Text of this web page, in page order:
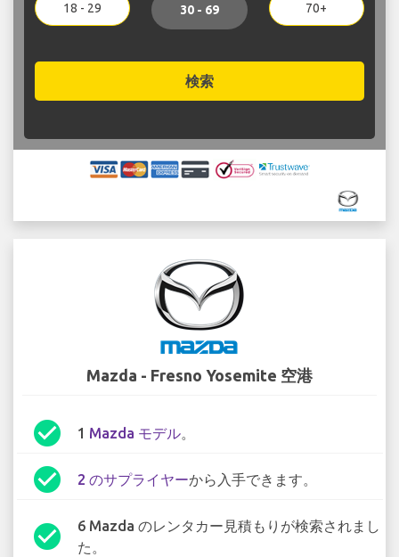
18 - 29 30 - 69 70+
検索
Mazda - Fresno Yosemite 空港
check_circle 1 Mazda モデル。
check_circle 2 のサプライヤーから入手できます。
check_circle
6 Mazda のレンタカー見積もりが検索されまし
た。